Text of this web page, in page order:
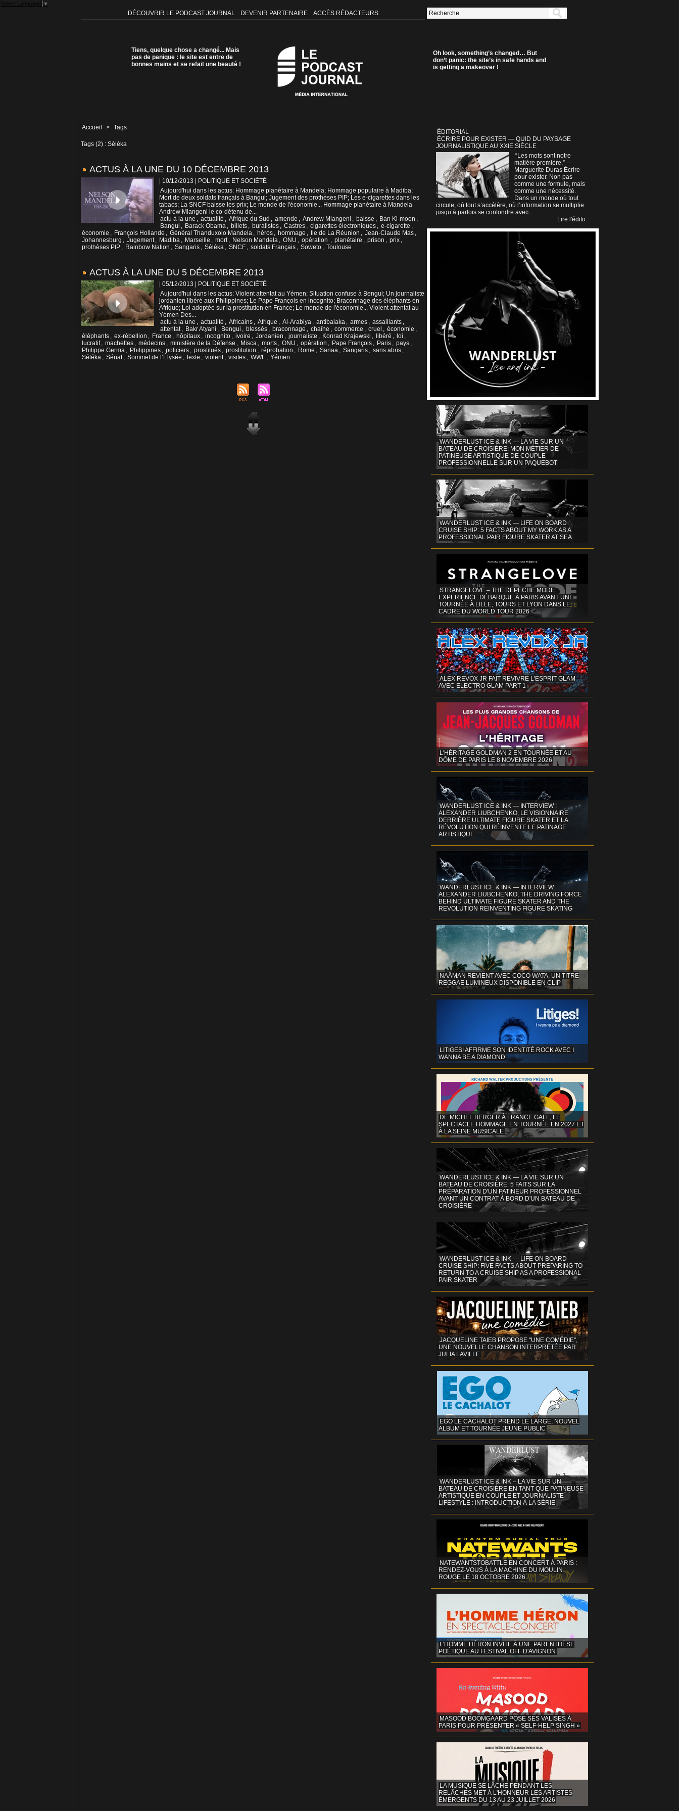
Select Language ▼
DÉCOUVRIR LE PODCAST JOURNAL DEVENIR PARTENAIRE ACCÈS RÉDACTEURS
Tiens, quelque chose a changé... Mais
pas de panique : le site est entre de
bonnes mains et se refait une beauté !
Oh look, something’s changed… But
don’t panic: the site’s in safe hands and
is getting a makeover !
Accueil > Tags
Tags (2) : Séléka
ACTUS À LA UNE DU 10 DÉCEMBRE 2013
| 10/12/2013
POLITIQUE ET SOCIÉTÉ
Aujourd'hui dans les actus: Hommage planétaire à Mandela; Hommage populaire à Madiba;
Mort de deux soldats français à Bangui; Jugement des prothèses PIP; Les e-cigarettes dans les
tabacs; La SNCF baisse les prix; Le monde de l'économie... Hommage planétaire à Mandela
Andrew Mlangeni le co-détenu de...
actu à la une , actualité , Afrique du Sud , amende , Andrew Mlangeni , baisse , Ban Ki-moon ,
Bangui , Barack Obama , billets , buralistes , Castres , cigarettes électroniques , e-cigarette ,
économie , François Hollande , Général Thanduxolo Mandela , héros , hommage , Ile de La Réunion , Jean-Claude Mas ,
Johannesburg , Jugement , Madiba , Marseille , mort , Nelson Mandela , ONU , opération , planétaire , prison , prix ,
prothèses PIP , Rainbow Nation , Sangaris , Séléka , SNCF , soldats Français , Soweto , Toulouse
ACTUS À LA UNE DU 5 DÉCEMBRE 2013
| 05/12/2013
POLITIQUE ET SOCIÉTÉ
Aujourd'hui dans les actus: Violent attentat au Yémen; Situation confuse à Bengui; Un journaliste
jordanien libéré aux Philippines; Le Pape François en incognito; Braconnage des éléphants en
Afrique; Loi adoptée sur la prostitution en France; Le monde de l'économie... Violent attentat au
Yémen Des...
actu à la une , actualité , Africains , Afrique , Al-Arabiya , antibalaka , armes , assaillants ,
attentat , Bakr Atyani , Bengui , blessés , braconnage , chaîne , commerce , cruel , économie ,
éléphants , ex-rébellion , France , hôpitaux , incognito , ivoire , Jordanien , journaliste , Konrad Krajewski , libéré , loi ,
lucratif , machettes , médecins , ministère de la Défense , Misca , morts , ONU , opération , Pape François , Paris , pays ,
Philippe Germa , Philippines , policiers , prostitués , prostitution , réprobation , Rome , Sanaa , Sangaris , sans abris ,
Séléka , Sénat , Sommet de l’Élysée , texte , violent , visites , WWF , Yémen
ÉDITORIAL
ÉCRIRE POUR EXISTER — QUID DU PAYSAGE
JOURNALISTIQUE AU XXIE SIÈCLE
“Les mots sont notre
matière première.” —
Marguerite Duras Écrire
pour exister. Non pas
comme une formule, mais
comme une nécessité.
Dans un monde où tout
circule, où tout s’accélère, où l’information se multiplie
jusqu’à parfois se confondre avec...
Lire l'édito
WANDERLUST ICE & INK — LA VIE SUR UN
BATEAU DE CROISIÈRE: MON MÉTIER DE
PATINEUSE ARTISTIQUE DE COUPLE
PROFESSIONNELLE SUR UN PAQUEBOT
WANDERLUST ICE & INK — LIFE ON BOARD
CRUISE SHIP: 5 FACTS ABOUT MY WORK AS A
PROFESSIONAL PAIR FIGURE SKATER AT SEA
STRANGELOVE – THE DEPECHE MODE
EXPERIENCE DÉBARQUE À PARIS AVANT UNE
TOURNÉE À LILLE, TOURS ET LYON DANS LE
CADRE DU WORLD TOUR 2026
ALEX REVOX JR FAIT REVIVRE L'ESPRIT GLAM
AVEC ELECTRO GLAM PART 1
L'HÉRITAGE GOLDMAN 2 EN TOURNÉE ET AU
DÔME DE PARIS LE 8 NOVEMBRE 2026
WANDERLUST ICE & INK — INTERVIEW :
ALEXANDER LIUBCHENKO, LE VISIONNAIRE
DERRIÈRE ULTIMATE FIGURE SKATER ET LA
RÉVOLUTION QUI RÉINVENTE LE PATINAGE
ARTISTIQUE
WANDERLUST ICE & INK — INTERVIEW:
ALEXANDER LIUBCHENKO, THE DRIVING FORCE
BEHIND ULTIMATE FIGURE SKATER AND THE
REVOLUTION REINVENTING FIGURE SKATING
NAÂMAN REVIENT AVEC COCO WATA, UN TITRE
REGGAE LUMINEUX DISPONIBLE EN CLIP
LITIGES! AFFIRME SON IDENTITÉ ROCK AVEC I
WANNA BE A DIAMOND
DE MICHEL BERGER À FRANCE GALL, LE
SPECTACLE HOMMAGE EN TOURNÉE EN 2027 ET
À LA SEINE MUSICALE
WANDERLUST ICE & INK — LA VIE SUR UN
BATEAU DE CROISIÈRE: 5 FAITS SUR LA
PRÉPARATION D'UN PATINEUR PROFESSIONNEL
AVANT UN CONTRAT À BORD D'UN BATEAU DE
CROISIÈRE
WANDERLUST ICE & INK — LIFE ON BOARD
CRUISE SHIP: FIVE FACTS ABOUT PREPARING TO
RETURN TO A CRUISE SHIP AS A PROFESSIONAL
PAIR SKATER
JACQUELINE TAIEB PROPOSE "UNE COMÉDIE",
UNE NOUVELLE CHANSON INTERPRÉTÉE PAR
JULIA LAVILLE
EGO LE CACHALOT PREND LE LARGE, NOUVEL
ALBUM ET TOURNÉE JEUNE PUBLIC
WANDERLUST ICE & INK – LA VIE SUR UN
BATEAU DE CROISIÈRE EN TANT QUE PATINEUSE
ARTISTIQUE EN COUPLE ET JOURNALISTE
LIFESTYLE : INTRODUCTION À LA SÉRIE
NATEWANTSTOBATTLE EN CONCERT À PARIS :
RENDEZ-VOUS À LA MACHINE DU MOULIN
ROUGE LE 18 OCTOBRE 2026
L'HOMME HÉRON INVITE À UNE PARENTHÈSE
POÉTIQUE AU FESTIVAL OFF D'AVIGNON
MASOOD BOOMGAARD POSE SES VALISES À
PARIS POUR PRÉSENTER « SELF-HELP SINGH »
LA MUSIQUE SE LÂCHE PENDANT LES
RELÂCHES MET À L'HONNEUR LES ARTISTES
ÉMERGENTS DU 13 AU 23 JUILLET 2026